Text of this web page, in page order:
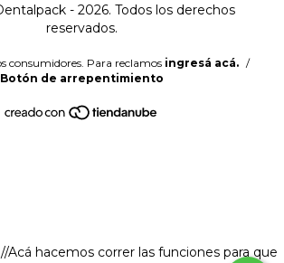
- 2026. Todos los derechos
reservados.
consumidores. Para reclamos ingresá acá. /
Botón de arrepentimiento
Acá hacemos correr las funciones para que